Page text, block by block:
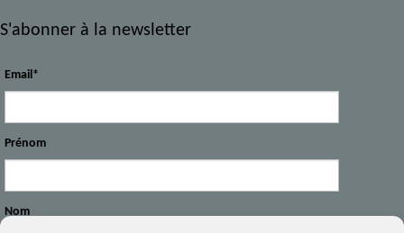
S'abonner à la newsletter
Email*
Prénom
Nom